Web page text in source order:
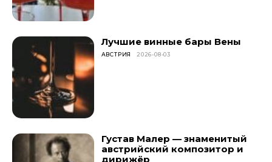
Лучшие винные бары Вены
АВСТРИЯ 2026-08-03
Густав Малер — знаменитый
австрийский композитор и
дирижёр